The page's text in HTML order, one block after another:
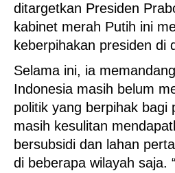
ditargetkan Presiden
kabinet merah Putih ini
keberpihakan presiden di
Selama ini, ia
Indonesia masih belum
politik yang berpihak bagi
masih kesulitan
bersubsidi dan lahan
di beberapa wilayah saja.